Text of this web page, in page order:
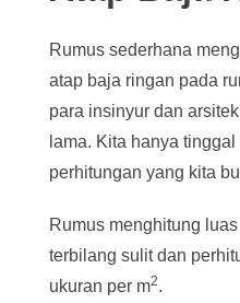
Rumus sederhana
atap baja ringan pada
para insinyur dan
lama. Kita hanya
perhitungan yang kita
Rumus menghitung
terbilang sulit dan
ukuran per m2.